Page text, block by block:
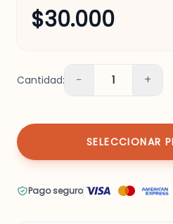
$30.000
Cantidad: − 1 +
SELECCIONAR
Pago seguro